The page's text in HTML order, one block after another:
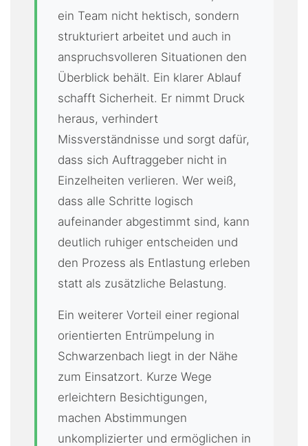
ein Team nicht hektisch, sondern
strukturiert arbeitet und auch in
anspruchsvolleren Situationen den
Überblick behält. Ein klarer Ablauf
schafft Sicherheit. Er nimmt Druck
heraus, verhindert
Missverständnisse und sorgt dafür,
dass sich Auftraggeber nicht in
Einzelheiten verlieren. Wer weiß,
dass alle Schritte logisch
aufeinander abgestimmt sind, kann
deutlich ruhiger entscheiden und
den Prozess als Entlastung erleben
statt als zusätzliche Belastung.
Ein weiterer Vorteil einer regional
orientierten Entrümpelung in
Schwarzenbach liegt in der Nähe
zum Einsatzort. Kurze Wege
erleichtern Besichtigungen,
machen Abstimmungen
unkomplizierter und ermöglichen in